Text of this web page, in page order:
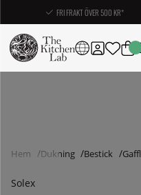
FRI FRAKT ÖVER 500 KR*
Hem Dukning Bestick
Solex